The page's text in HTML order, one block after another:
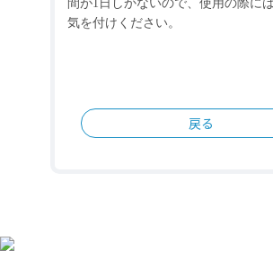
間が1 日しかないので、使用の際に
気を付けください。
戻る